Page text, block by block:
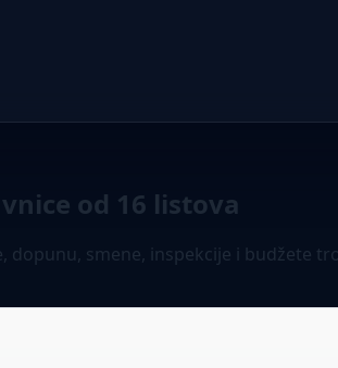
od 16 listova
smene, inspekcije i budžete